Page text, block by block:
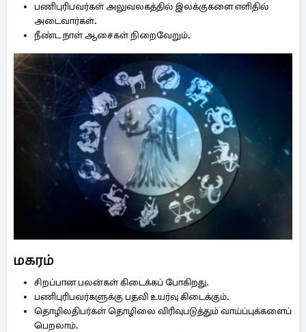
பணிபுரிபவர்கள் அலுவலகத்தில் இலக்குகளை எளிதில்
அடைவார்கள்.
நீண்ட நாள் ஆசைகள் நிறைவேறும்.
மகரம்
சிறப்பான பலன்கள் கிடைக்கப் போகிறது.
பணிபுரிபவர்களுக்கு பதவி உயர்வு கிடைக்கும்.
தொழிலதிபர்கள் தொழிலை விரிவுபடுத்தும் வாய்ப்புக்களைப்
பெறலாம்.